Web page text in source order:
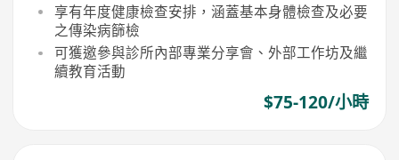
享有年度健康檢查安排，涵蓋基本身體檢查及必要
之傳染病篩檢
可獲邀參與診所內部專業分享會、外部工作坊及繼
續教育活動
$75-120/小時